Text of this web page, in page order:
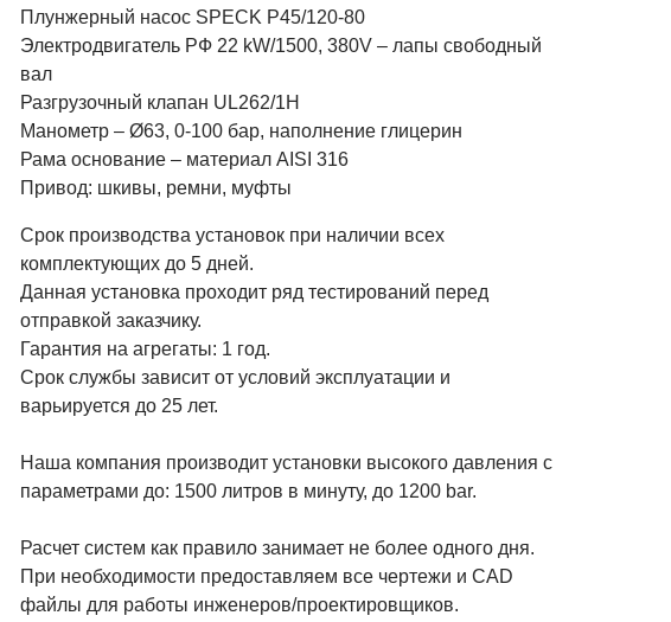
Плунжерный насос SPECK P45/120-80
Электродвигатель РФ 22 kW/1500, 380V – лапы свободный
вал
Разгрузочный клапан UL262/1H
Манометр – Ø63, 0-100 бар, наполнение глицерин
Рама основание – материал AISI 316
Привод: шкивы, ремни, муфты
Срок производства установок при наличии всех
комплектующих до 5 дней.
Данная установка проходит ряд тестирований перед
отправкой заказчику.
Гарантия на агрегаты: 1 год.
Срок службы зависит от условий эксплуатации и
варьируется до 25 лет.
Наша компания производит установки высокого давления с
параметрами до: 1500 литров в минуту, до 1200 bar.
Расчет систем как правило занимает не более одного дня.
При необходимости предоставляем все чертежи и CAD
файлы для работы инженеров/проектировщиков.